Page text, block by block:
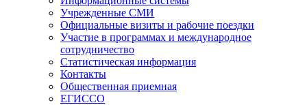
Учрежденные СМИ
Официальные визиты и рабочие поездки
Участие в программах и международное
сотрудничество
Статистическая информация
Контакты
Общественная приемная
ЕГИССО